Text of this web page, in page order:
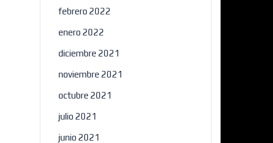
febrero 2022
enero 2022
diciembre 2021
noviembre 2021
octubre 2021
julio 2021
junio 2021